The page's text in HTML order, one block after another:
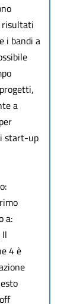
risultati
i bandi a
a
start-up
a:
4 è